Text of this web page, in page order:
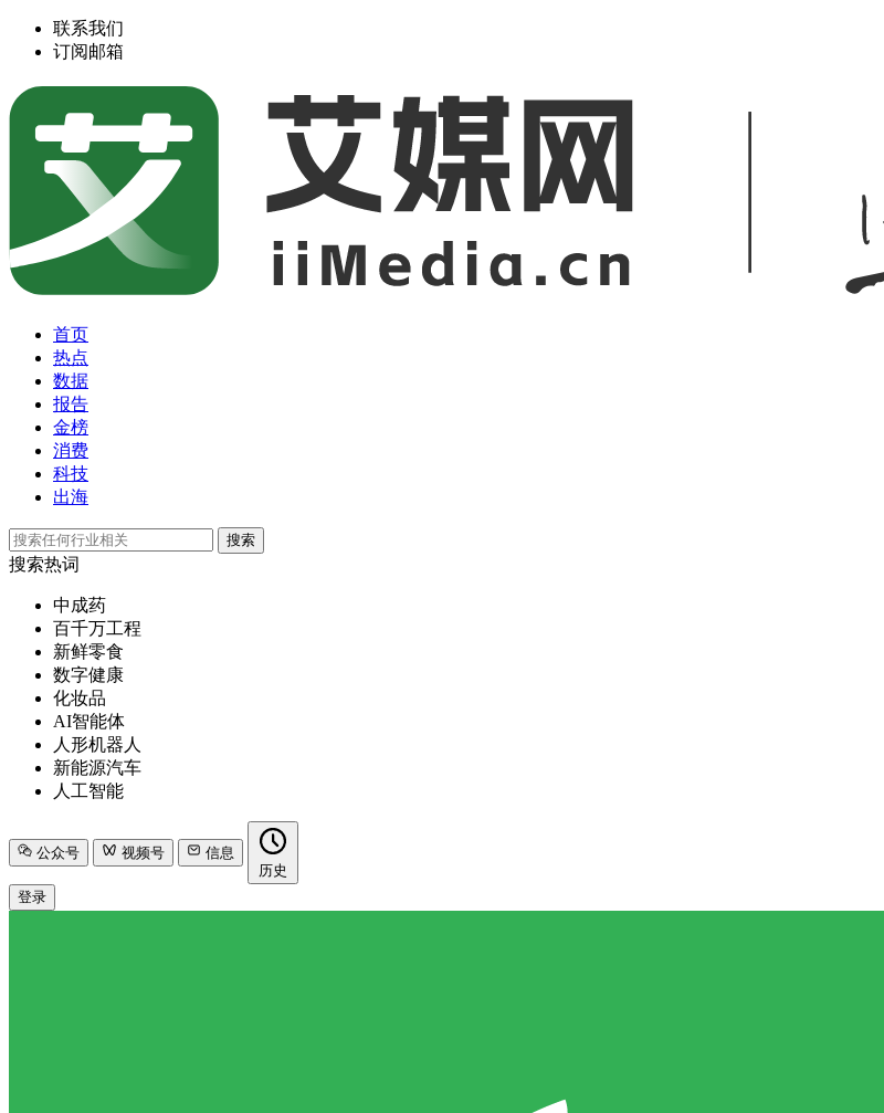
联系我们
订阅邮箱
首页
热点
数据
报告
金榜
消费
科技
出海
搜索
搜索热词
中成药
百千万工程
新鲜零食
数字健康
化妆品
AI智能体
人形机器人
新能源汽车
人工智能
公众号 视频号
信息
历史
登录